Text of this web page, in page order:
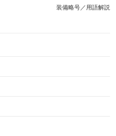
装備略号／用語解説